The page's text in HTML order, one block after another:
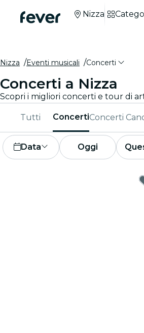
Nizza
Nizza Eventi musicali Concerti
Concerti a Nizza
Scopri i migliori concerti e tour di
Tutti ConcertiConcerti
Data Oggi